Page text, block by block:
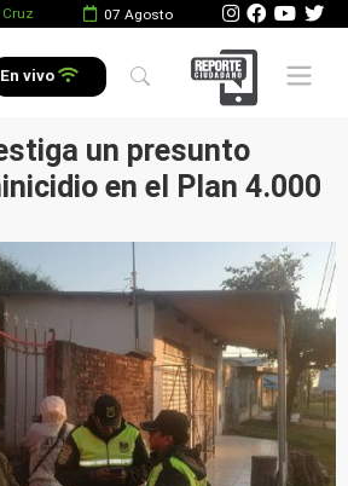
Cruz 07 Agosto
En vivo Mobile
un presunto
en el Plan 4.000